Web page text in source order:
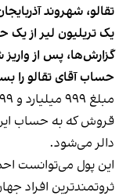
تقالو، شهروند
یک تریلیون لیر از
گزارش‌ها، پس از
حساب آقای تقالو را
دالر می‌شود.
این پول می‌توانست
ثروتمندترین افراد